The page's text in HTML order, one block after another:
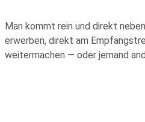
Man kommt rein und direkt
erwerben, direkt am
weitermachen — oder jemand